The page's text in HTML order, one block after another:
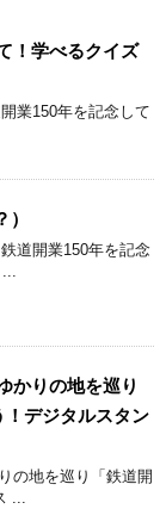
！学べるクイズ
業150年を記念して
道開業150年を記念
かりの地を巡り
！デジタルスタン
の地を巡り「鉄道開
...